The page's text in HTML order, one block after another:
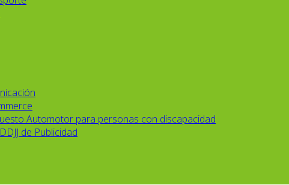
Automotor para personas con discapacidad
de Publicidad